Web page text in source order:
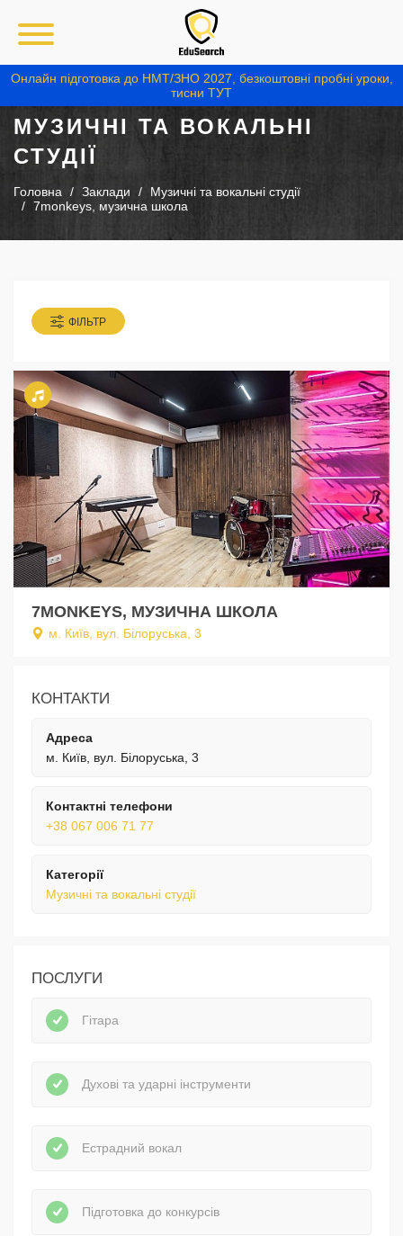
Онлайн підготовка до НМТ/ЗНО 2027, безкоштовні пробні уроки,
тисни ТУТ
МУЗИЧНІ ТА ВОКАЛЬНІ
СТУДІЇ
Головна Заклади
Музичні та вокальні студії
7monkeys, музична школа
ФІЛЬТР
7MONKEYS, МУЗИЧНА ШКОЛА
м. Київ, вул. Білоруська, 3
КОНТАКТИ
Адреса
м. Київ, вул. Білоруська, 3
Контактні телефони
+38 067 006 71 77
Категорії
Музичні та вокальні студії
ПОСЛУГИ
Гітара
Духові та ударні інструменти
Естрадний вокал
Підготовка до конкурсів